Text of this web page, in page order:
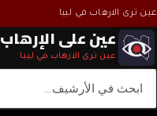
عين ترى الارهاب في ليبا
عين على الإرهاب
عين ترى الارهاب في ليبا